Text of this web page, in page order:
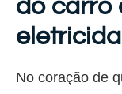
do carro
No coração de